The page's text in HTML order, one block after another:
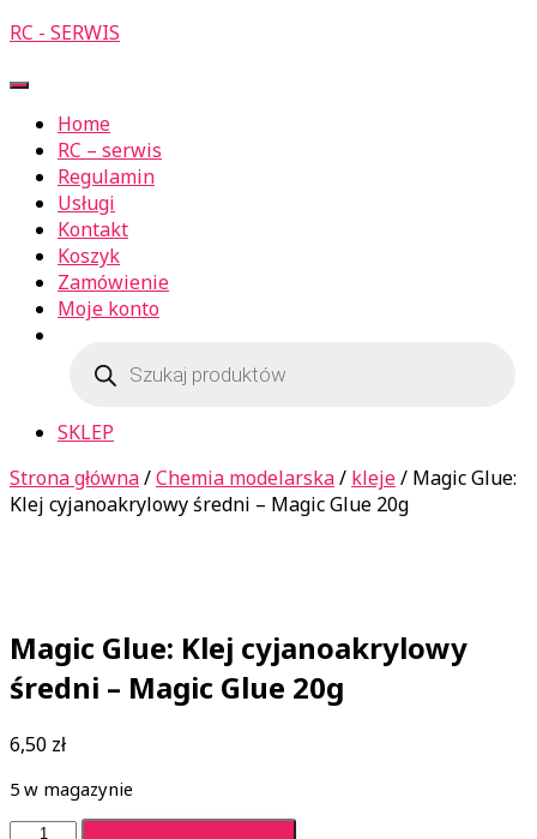
RC - SERWIS
Przełącz
Home
RC – serwis
Regulamin
Usługi
Kontakt
Koszyk
Zamówienie
Moje konto
produktów
SKLEP
Strona główna/Chemia modelarska/ kleje/ Magic Glue:
Klej cyjanoakrylowy średni – Magic Glue 20g
Magic Glue: Klej cyjanoakrylowy
średni – Magic Glue 20g
6,50 zł
5 w magazynie
ilość